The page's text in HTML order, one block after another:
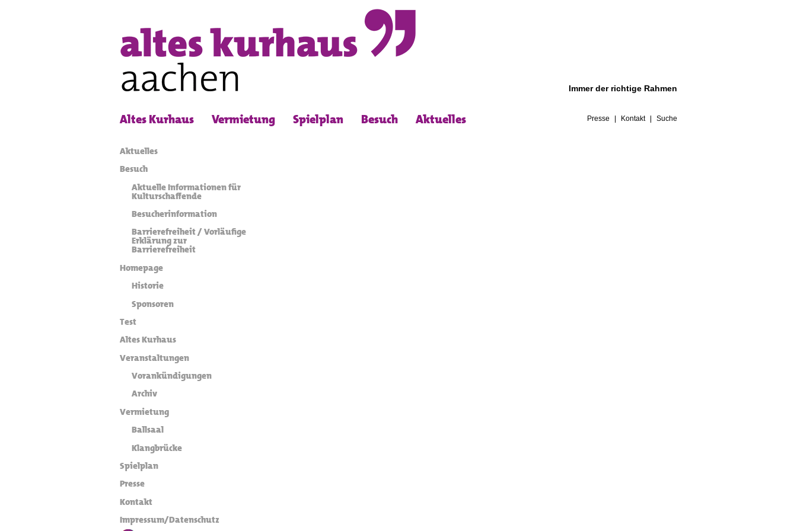
Immer der richtige Rahmen
Altes Kurhaus Vermietung Spielplan Besuch Aktuelles Presse Kontakt Suche
Aktuelles
Besuch
Aktuelle Informationen für
Kulturschaffende
Besucherinformation
Barrierefreiheit / Vorläufige
Erklärung zur
Barrierefreiheit
Homepage
Historie
Sponsoren
Test
Altes Kurhaus
Veranstaltungen
Vorankündigungen
Archiv
Vermietung
Ballsaal
Klangbrücke
Spielplan
Presse
Kontakt
Impressum/Datenschutz